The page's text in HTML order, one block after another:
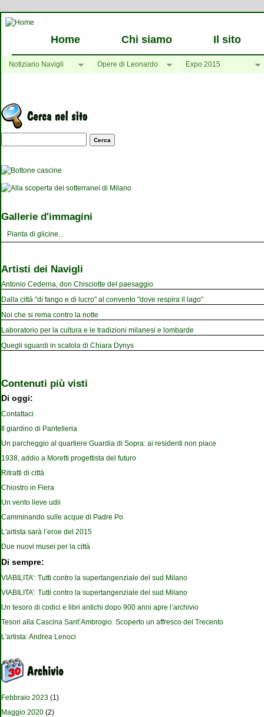
Home Chi siamo Il sito
Notiziario Navigli Opere di Leonardo Expo 2015
Maschera di ricerca
Gallerie d'immagini
Pianta di glicine...
Artisti dei Navigli
Antonio Cederna, don Chisciotte del paesaggio
Dalla città "di fango e di lucro" al convento "dove respira il lago"
Noi che si rema contro la notte
Laboratorio per la cultura e le tradizioni milanesi e lombarde
Quegli sguardi in scatola di Chiara Dynys
Contenuti più visti
Di oggi:
Contattaci
Il giardino di Pantelleria
Un parcheggio al quartiere Guardia di Sopra: ai residenti non piace
1938, addio a Moretti progettista del futuro
Ritratti di città
Chiostro in Fiera
Un vento lieve udii
Camminando sulle acque di Padre Po
L'artista sarà l’eroe del 2015
Due nuovi musei per la città
Di sempre:
VIABILITA’: Tutti contro la supertangenziale del sud Milano
VIABILITA’: Tutti contro la supertangenziale del sud Milano
Un tesoro di codici e libri antichi dopo 900 anni apre l’archivio
Tesori alla Cascina Sant’Ambrogio. Scoperto un affresco del Trecento
L'artista: Andrea Lenoci
Febbraio 2023 (1)
Maggio 2020 (2)